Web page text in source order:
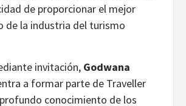
de proporcionar el mejor
de la industria del turismo
invitación, Godwana
a formar parte de Traveller
conocimiento de los